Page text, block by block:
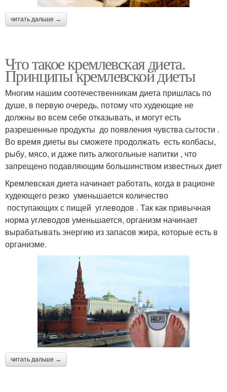
читать дальше →
Что такое кремлевская диета.
Принципы кремлевской диеты
Многим нашим соотечественникам диета пришлась по
душе, в первую очередь, потому что худеющие не
должны во всем себе отказывать, и могут есть
разрешенные продукты до появления чувства сытости .
Во время диеты вы сможете продолжать есть колбасы,
рыбу, мясо, и даже пить алкогольные напитки , что
запрещено подавляющим большинством известных диет
Кремлевская диета начинает работать, когда в рационе
худеющего резко уменьшается количество
поступающих с пищей углеводов . Так как привычная
норма углеводов уменьшается, организм начинает
вырабатывать энергию из запасов жира, которые есть в
организме.
читать дальше →